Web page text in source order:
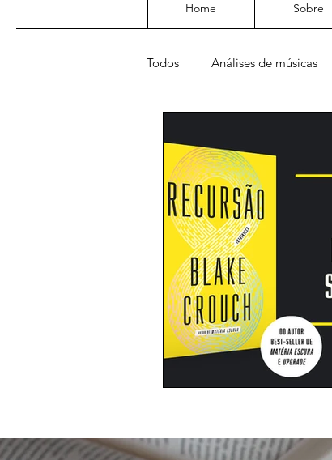
Home Sobre
Todos Análises de músicas